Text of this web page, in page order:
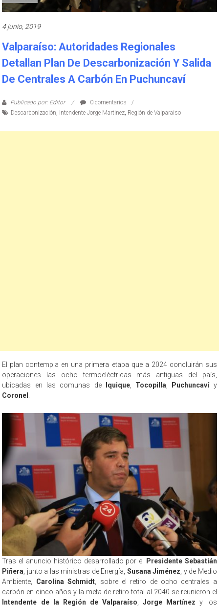
4 junio, 2019
Valparaíso: Autoridades Regionales
Detallan Plan De Descarbonización Y Salida
De Centrales A Carbón En Puchuncaví
Publicado por: Editor
0 comentarios
Descarbonización Intendente Jorge Martinez Región de Valparaíso
El plan contempla en una primera etapa que a 2024 concluirán sus
operaciones las ocho termoeléctricas más antiguas del país,
ubicadas en las comunas de
Iquique, Tocopilla Puchuncavíy
Coronel
Tras el anuncio histórico desarrollado por el
Presidente Sebastián
Piñera, junto a las ministras de Energía, Susana Jiménez, y de Medio
Ambiente, Carolina Schmidt, sobre el retiro de ocho centrales a
carbón en cinco años y la meta de retiro total al 2040 se reunieron el
Intendente de la Región de Valparaíso,Jorge Martínez y los